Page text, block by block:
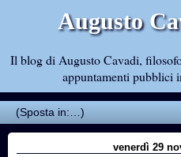
Augusto
Il blog di Augusto Cavadi,
appuntamenti pubblici
venerdì 29